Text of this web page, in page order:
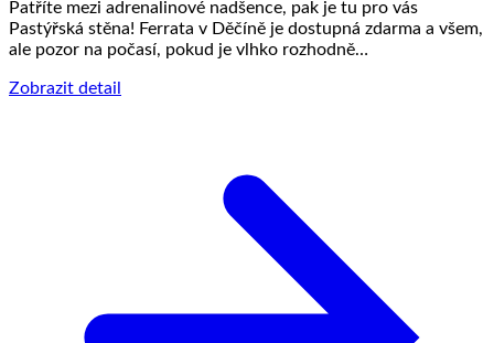
Patříte mezi adrenalinové nadšence, pak je tu pro vás
Pastýřská stěna! Ferrata v Děčíně je dostupná zdarma a všem,
ale pozor na počasí, pokud je vlhko rozhodně…
Zobrazit detail